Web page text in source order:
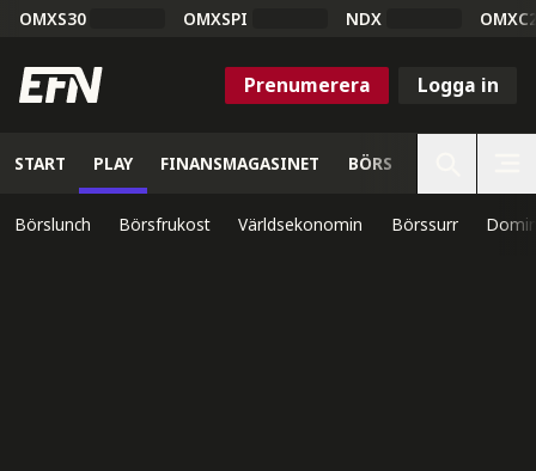
OMXS30 OMXSPI NDX
Prenumerera Logga in
START PLAY FINANSMAGASINET BÖRS
Börslunch Börsfrukost Världsekonomin Börssurr